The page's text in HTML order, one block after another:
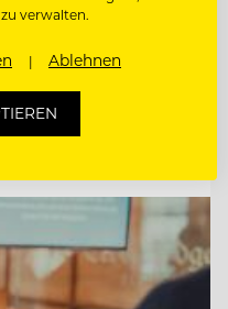
DINER (M/W/D)
verwalten.
Ablehnen